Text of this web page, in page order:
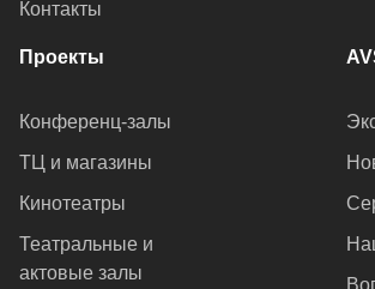
Контакты
Проекты
Конференц-залы
ТЦ и магазины
Кинотеатры
Театральные и
актовые залы